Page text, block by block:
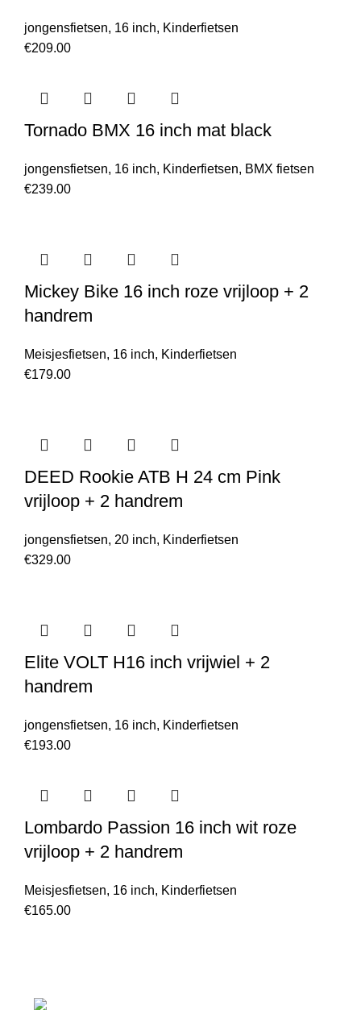
jongensfietsen, 16 inch, Kinderfietsen
€209.00
Tornado BMX 16 inch mat black
jongensfietsen, 16 inch, Kinderfietsen, BMX fietsen
€239.00
Mickey Bike 16 inch roze vrijloop + 2
handrem
Meisjesfietsen, 16 inch, Kinderfietsen
€179.00
DEED Rookie ATB H 24 cm Pink
vrijloop + 2 handrem
jongensfietsen, 20 inch, Kinderfietsen
€329.00
Elite VOLT H16 inch vrijwiel + 2
handrem
jongensfietsen, 16 inch, Kinderfietsen
€193.00
Lombardo Passion 16 inch wit roze
vrijloop + 2 handrem
Meisjesfietsen, 16 inch, Kinderfietsen
€165.00